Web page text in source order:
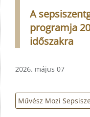
A
programja
időszakra
2026. május 07
Művész Mozi